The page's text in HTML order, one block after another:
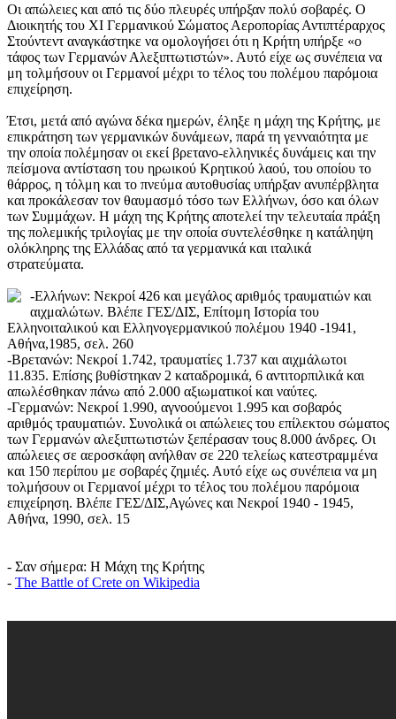
Οι απώλειες και από τις δύο πλευρές υπήρξαν πολύ σοβαρές. Ο
Διοικητής του ΧΙ Γερμανικού Σώματος Αεροπορίας Αντιπτέραρχος
Στούντεντ αναγκάστηκε να ομολογήσει ότι η Κρήτη υπήρξε «ο
τάφος των Γερμανών Αλεξιπτωτιστών». Αυτό είχε ως συνέπεια να
μη τολμήσουν οι Γερμανοί μέχρι το τέλος του πολέμου παρόμοια
επιχείρηση.
Έτσι, μετά από αγώνα δέκα ημερών, έληξε η μάχη της Κρήτης, με
επικράτηση των γερμανικών δυνάμεων, παρά τη γενναιότητα με
την οποία πολέμησαν οι εκεί βρετανο-ελληνικές δυνάμεις και την
πείσμονα αντίσταση του ηρωικού Κρητικού λαού, του οποίου το
θάρρος, η τόλμη και το πνεύμα αυτοθυσίας υπήρξαν ανυπέρβλητα
και προκάλεσαν τον θαυμασμό τόσο των Ελλήνων, όσο και όλων
των Συμμάχων. Η μάχη της Κρήτης αποτελεί την τελευταία πράξη
της πολεμικής τριλογίας με την οποία συντελέσθηκε η κατάληψη
ολόκληρης της Ελλάδας από τα γερμανικά και ιταλικά
στρατεύματα.
-Ελλήνων: Νεκροί 426 και μεγάλος αριθμός τραυματιών και
αιχμαλώτων. Βλέπε ΓΕΣ/ΔΙΣ, Επίτομη Ιστορία του
Ελληνοιταλικού και Ελληνογερμανικού πολέμου 1940 -1941,
Αθήνα,1985, σελ. 260
-Βρετανών: Νεκροί 1.742, τραυματίες 1.737 και αιχμάλωτοι
11.835. Επίσης βυθίστηκαν 2 καταδρομικά, 6 αντιτορπιλικά και
απωλέσθηκαν πάνω από 2.000 αξιωματικοί και ναύτες.
-Γερμανών: Νεκροί 1.990, αγνοούμενοι 1.995 και σοβαρός
αριθμός τραυματιών. Συνολικά οι απώλειες του επίλεκτου σώματος
των Γερμανών αλεξιπτωτιστών ξεπέρασαν τους 8.000 άνδρες. Οι
απώλειες σε αεροσκάφη ανήλθαν σε 220 τελείως κατεστραμμένα
και 150 περίπου με σοβαρές ζημιές. Αυτό είχε ως συνέπεια να μη
τολμήσουν οι Γερμανοί μέχρι το τέλος του πολέμου παρόμοια
επιχείρηση. Βλέπε ΓΕΣ/ΔΙΣ,Αγώνες και Νεκροί 1940 - 1945,
Αθήνα, 1990, σελ. 15
- Σαν σήμερα: Η Μάχη της Κρήτης
- The Battle of Crete on Wikipedia